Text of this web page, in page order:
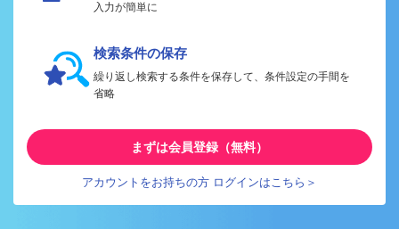
入力が簡単に
検索条件の保存
繰り返し検索する条件を保存して、条件設定の手間を
省略
まずは会員登録（無料）
アカウントをお持ちの方 ログインはこちら＞